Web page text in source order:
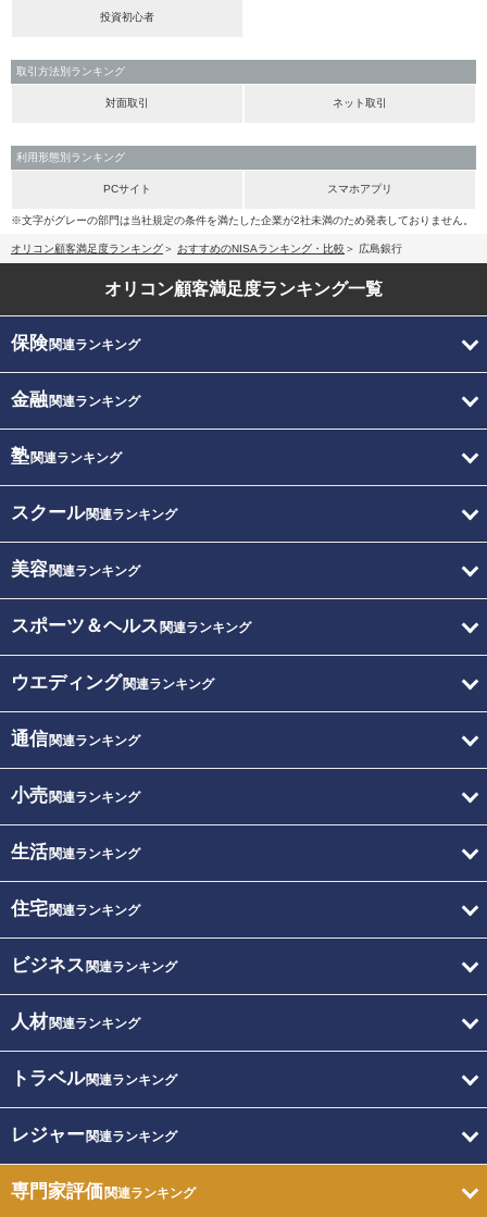
投資初心者
取引方法別ランキング
対面取引 ネット取引
利用形態別ランキング
PCサイト スマホアプリ
※文字がグレーの部門は当社規定の条件を満たした企業が2社未満のため発表しておりません。
オリコン顧客満足度ランキング おすすめのNISAランキング・比較 広島銀行
オリコン顧客満足度ランキング一覧
保険関連ランキング
金融関連ランキング
塾関連ランキング
スクール関連ランキング
美容関連ランキング
スポーツ＆ヘルス 関連ランキング
ウエディング関連ランキング
通信関連ランキング
小売関連ランキング
生活関連ランキング
住宅関連ランキング
ビジネス 関連ランキング
人材関連ランキング
トラベル関連ランキング
レジャー関連ランキング
専門家評価関連ランキング